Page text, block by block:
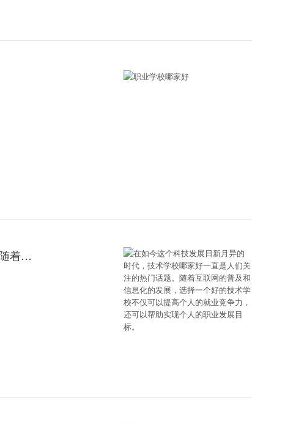
在如今这个科技发展日新月异的时代，技术学校哪家好一直是人们关注的热门话题。随着互联网的普及和信息化的发展，选择一个好的技术学校不仅可以提高个人的就业竞争力，还可以帮助实现个人的职业发展目标。